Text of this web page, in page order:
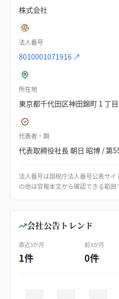
株式会社
法人番号
8010001071916 ↗
所在地
東京都千代田区神田錦町１丁
代表者・期
代表取締役社長 朝日 昭博 / 第
法人番号は国税庁法人番号公表サ
の他は官報本文から確認できる範囲
会社公告トレンド
直近3か月
1件
前3か月
0件